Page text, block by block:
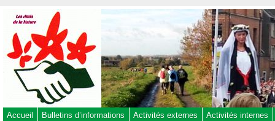
au
contenu
-
Aller
au
menu
-
Accueil Bulletins d’informations Activités externes Activités internes